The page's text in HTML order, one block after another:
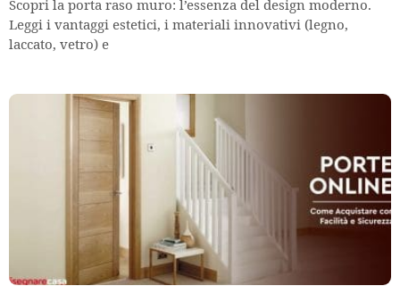
Scopri la porta raso muro: l’essenza del design moderno.
Leggi i vantaggi estetici, i materiali innovativi (legno,
laccato, vetro) e